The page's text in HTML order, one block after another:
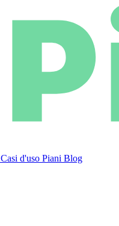
Casi d'uso Piani Blog